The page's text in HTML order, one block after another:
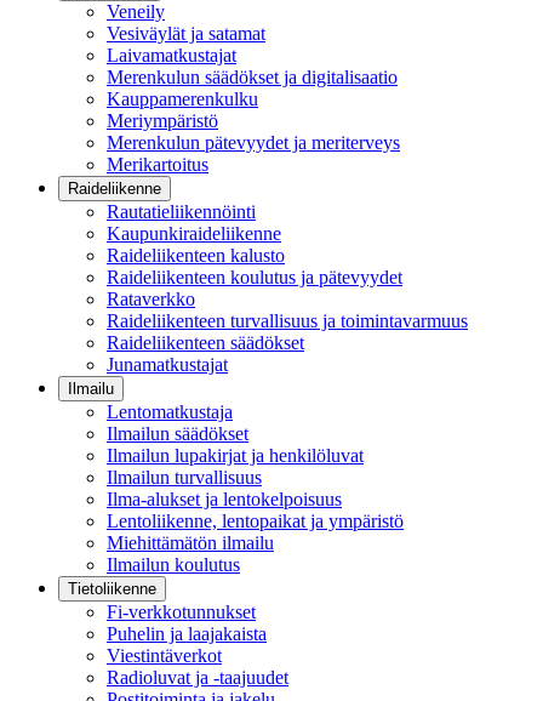
Veneily
Vesiväylät ja satamat
Laivamatkustajat
Merenkulun säädökset ja digitalisaatio
Kauppamerenkulku
Meriympäristö
Merenkulun pätevyydet ja meriterveys
Merikartoitus
Raideliikenne
Rautatieliikennöinti
Kaupunkiraideliikenne
Raideliikenteen kalusto
Raideliikenteen koulutus ja pätevyydet
Rataverkko
Raideliikenteen turvallisuus ja toimintavarmuus
Raideliikenteen säädökset
Junamatkustajat
Ilmailu
Lentomatkustaja
Ilmailun säädökset
Ilmailun lupakirjat ja henkilöluvat
Ilmailun turvallisuus
Ilma-alukset ja lentokelpoisuus
Lentoliikenne, lentopaikat ja ympäristö
Miehittämätön ilmailu
Ilmailun koulutus
Tietoliikenne
Fi-verkkotunnukset
Puhelin ja laajakaista
Viestintäverkot
Radioluvat ja -taajuudet